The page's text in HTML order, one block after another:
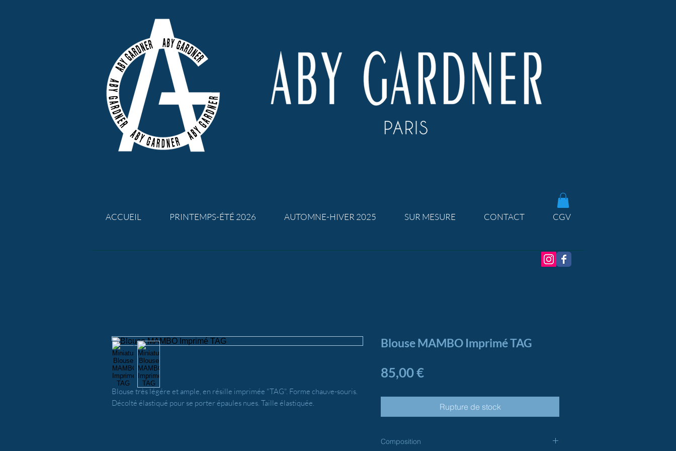
ACCUEIL PRINTEMPS-ÉTÉ 2026 AUTOMNE-HIVER 2025 SUR MESURE CONTACT CGV
Blouse très légére et ample, en résille imprimée "TAG". Forme chauve-souris.
Décolté élastiqué pour se porter épaules nues. Taille élastiquée.
Blouse MAMBO Imprimé TAG
85,00 €Prix
Rupture de stock
Composition